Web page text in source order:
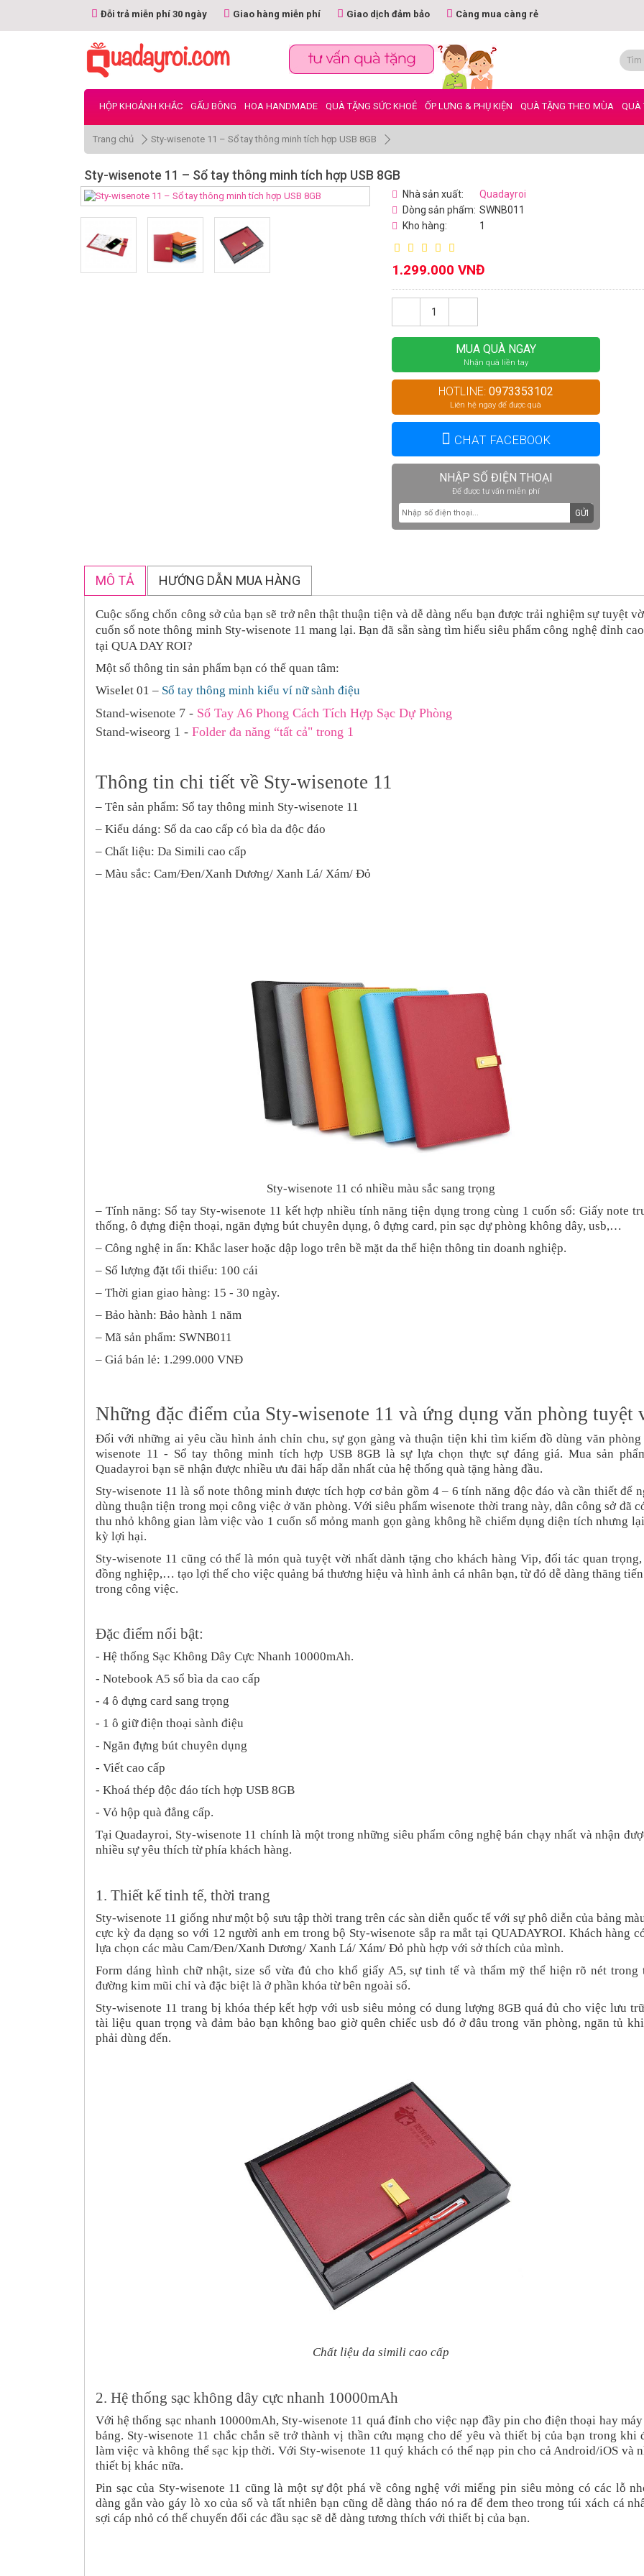
Đỗi trả miễn phí 30 ngày Giao hàng miễn phí Giao dịch đảm bảo Càng mua càng rẻ
HỘP KHOẢNH KHẮC GẤU BÔNG HOA HANDMADE QUÀ TẶNG SỨC KHOẺ ỐP LƯNG & PHỤ KIỆN QUÀ TẶNG THEO MÙA QUÀ
Trang chủ Sty-wisenote 11 – Sổ tay thông minh tích hợp USB 8GB
Sty-wisenote 11 – Sổ tay thông minh tích hợp USB 8GB
Nhà sản xuất:
Quadayroi
Dòng sản phẩm: SWNB011
Kho hàng:
1
1.299.000 VNĐ
MUA QUÀ NGAY
Nhận quà liền tay
HOTLINE: 0973353102
Liên hệ ngay để được quà
CHAT FACEBOOK
NHẬP SỐ ĐIỆN THOẠI
Để được tư vấn miễn phí
GỬI
MÔ TẢ HƯỚNG DẪN MUA HÀNG
Cuộc sống chốn công sở của bạn sẽ trở nên thật thuận tiện và dễ dàng nếu bạn được trải nghiệm sự tuyệt
cuốn sổ note thông minh Sty-wisenote 11 mang lại. Bạn đã sẵn sàng tìm hiểu siêu phẩm công nghệ đỉnh
tại QUA DAY ROI?
Một số thông tin sản phẩm bạn có thể quan tâm:
Wiselet 01 – Sổ tay thông minh kiểu ví nữ sành điệu
Stand-wisenote 7 - Sổ Tay A6 Phong Cách Tích Hợp Sạc Dự Phòng
Stand-wiseorg 1 - Folder đa năng “tất cả" trong 1
Thông tin chi tiết về Sty-wisenote 11
– Tên sản phẩm: Sổ tay thông minh Sty-wisenote 11
– Kiểu dáng: Sổ da cao cấp có bìa da độc đáo
– Chất liệu: Da Simili cao cấp
– Màu sắc: Cam/Đen/Xanh Dương/ Xanh Lá/ Xám/ Đỏ
Sty-wisenote 11 có nhiều màu sắc sang trọng
– Tính năng: Sổ tay Sty-wisenote 11 kết hợp nhiều tính năng tiện dụng trong cùng 1 cuốn sổ: Giấy note
thống, ô đựng điện thoại, ngăn đựng bút chuyên dụng, ô đựng card, pin sạc dự phòng không dây, usb,…
– Công nghệ in ấn: Khắc laser hoặc dập logo trên bề mặt da thể hiện thông tin doanh nghiệp.
– Số lượng đặt tối thiểu: 100 cái
– Thời gian giao hàng: 15 - 30 ngày.
– Bảo hành: Bảo hành 1 năm
– Mã sản phẩm: SWNB011
– Giá bán lẻ: 1.299.000 VNĐ
Những đặc điểm của Sty-wisenote 11 và ứng dụng văn phòng tuyệt
Đối với những ai yêu cầu hình ảnh chỉn chu, sự gọn gàng và thuận tiện khi tìm kiếm đồ dùng văn phòng
wisenote 11 - Sổ tay thông minh tích hợp USB 8GB là sự lựa chọn thực sự đáng giá. Mua sản
Quadayroi bạn sẽ nhận được nhiều ưu đãi hấp dẫn nhất của hệ thống quà tặng hàng đầu.
Sty-wisenote 11 là sổ note thông minh được tích hợp cơ bản gồm 4 – 6 tính năng độc đáo và cần thiết để
dùng thuận tiện trong mọi công việc ở văn phòng. Với siêu phẩm wisenote thời trang này, dân công sở đã
thu nhỏ không gian làm việc vào 1 cuốn sổ mỏng manh gọn gàng không hề chiếm dụng diện tích nhưng
kỳ lợi hại.
Sty-wisenote 11 cũng có thể là món quà tuyệt vời nhất dành tặng cho khách hàng Vip, đối tác quan trọng,
đồng nghiệp,… tạo lợi thế cho việc quảng bá thương hiệu và hình ảnh cá nhân bạn, từ đó dễ dàng thăng
trong công việc.
Đặc điểm nổi bật:
- Hệ thống Sạc Không Dây Cực Nhanh 10000mAh.
- Notebook A5 sổ bìa da cao cấp
- 4 ô đựng card sang trọng
- 1 ô giữ điện thoại sành điệu
- Ngăn đựng bút chuyên dụng
- Viết cao cấp
- Khoá thép độc đáo tích hợp USB 8GB
- Vỏ hộp quà đẳng cấp.
Tại Quadayroi, Sty-wisenote 11 chính là một trong những siêu phẩm công nghệ bán chạy nhất và nhận
nhiều sự yêu thích từ phía khách hàng.
1. Thiết kế tinh tế, thời trang
Sty-wisenote 11 giống như một bộ sưu tập thời trang trên các sàn diễn quốc tế với sự phô diễn của bảng
cực kỳ đa dạng so với 12 người anh em trong bộ Sty-wisenote sắp ra mắt tại QUADAYROI. Khách hàng
lựa chọn các màu Cam/Đen/Xanh Dương/ Xanh Lá/ Xám/ Đỏ phù hợp với sở thích của mình.
Form dáng hình chữ nhật, size sổ vừa đủ cho khổ giấy A5, sự tinh tế và thẩm mỹ thể hiện rõ nét trong
đường kim mũi chỉ và đặc biệt là ở phần khóa từ bên ngoài sổ.
Sty-wisenote 11 trang bị khóa thép kết hợp với usb siêu mỏng có dung lượng 8GB quá đủ cho việc lưu
tài liệu quan trọng và đảm bảo bạn không bao giờ quên chiếc usb đó ở đâu trong văn phòng, ngăn tủ
phải dùng đến.
Chất liệu da simili cao cấp
2. Hệ thống sạc không dây cực nhanh 10000mAh
Với hệ thống sạc nhanh 10000mAh, Sty-wisenote 11 quá đỉnh cho việc nạp đầy pin cho điện thoại hay
bảng. Sty-wisenote 11 chắc chắn sẽ trở thành vị thần cứu mạng cho dế yêu và thiết bị của bạn trong khi
làm việc và không thể sạc kịp thời. Với Sty-wisenote 11 quý khách có thể nạp pin cho cả Android/iOS và
thiết bị khác nữa.
Pin sạc của Sty-wisenote 11 cũng là một sự đột phá về công nghệ với miếng pin siêu mỏng có các lỗ
dàng gắn vào gáy lò xo của sổ và tất nhiên bạn cũng dễ dàng tháo nó ra để đem theo trong túi xách cá
sợi cáp nhỏ có thể chuyển đổi các đầu sạc sẽ dễ dàng tương thích với thiết bị của bạn.